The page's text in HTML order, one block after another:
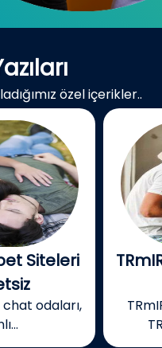
özel içerikler..
Siteleri
odaları,